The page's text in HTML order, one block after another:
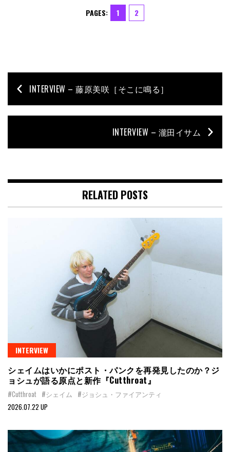
PAGES: 1 2
INTERVIEW – 藤原美咲［そこに鳴る］
INTERVIEW – 瀧田イサム
RELATED POSTS
INTERVIEW
シェイムはいかにポスト・パンクを再発見したのか？ジ
ョシュが語る原点と新作『Cutthroat』
#Cutthroat #シェイム
#ジョシュ・ファイアンティ
2026.07.22 UP